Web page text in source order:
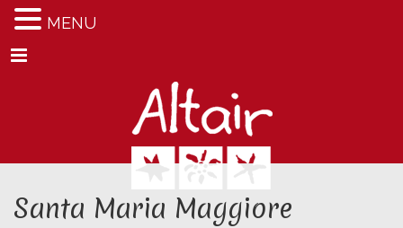
Menu
Santa Maria Maggiore
MENU